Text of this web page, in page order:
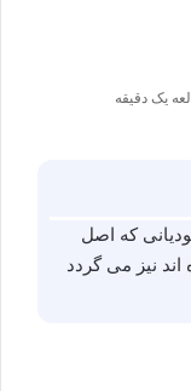
یک دقیقه
که اصل
اند نیز می گردد